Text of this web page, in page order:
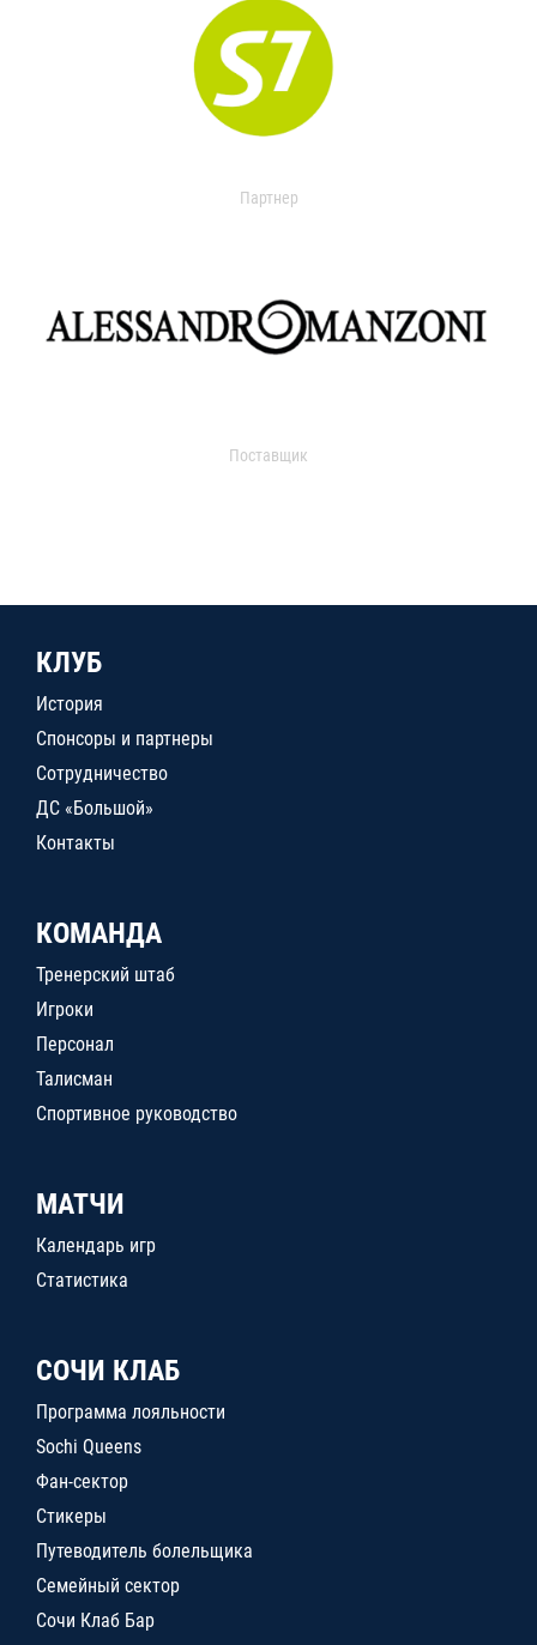
Партнер
Поставщик
КЛУБ
История
Спонсоры и партнеры
Сотрудничество
ДС «Большой»
Контакты
КОМАНДА
Тренерский штаб
Игроки
Персонал
Талисман
Спортивное руководство
МАТЧИ
Календарь игр
Статистика
СОЧИ КЛАБ
Программа лояльности
Sochi Queens
Фан-сектор
Стикеры
Путеводитель болельщика
Семейный сектор
Сочи Клаб Бар